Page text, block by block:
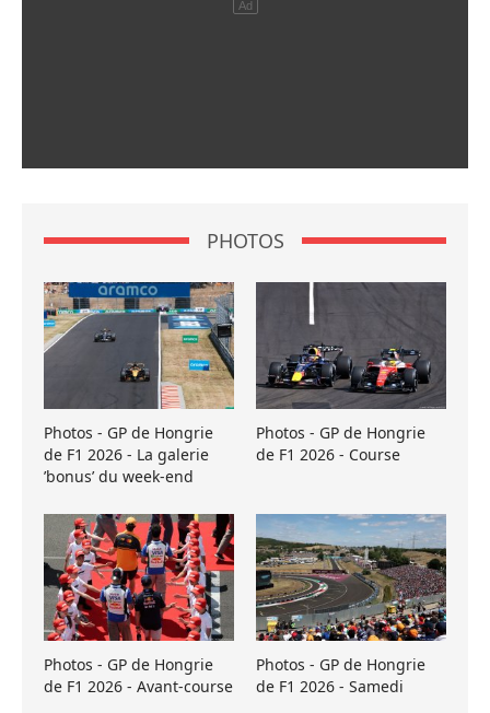
PHOTOS
Photos - GP de Hongrie
de F1 2026 - La galerie
’bonus’ du week-end
Photos - GP de Hongrie
de F1 2026 - Course
Photos - GP de Hongrie
de F1 2026 - Avant-course
Photos - GP de Hongrie
de F1 2026 - Samedi